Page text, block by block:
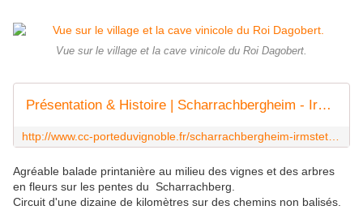
Vue sur le village et la cave vinicole du Roi Dagobert.
Présentation & Histoire | Scharrachbergheim - Irmstett
Agréable balade printanière au milieu des vignes et des arbres
en fleurs sur les pentes du Scharrachberg.
Circuit d'une dizaine de kilomètres sur des chemins non balisés.